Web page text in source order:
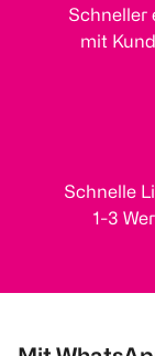
Schneller
mit
Schnelle
1-3